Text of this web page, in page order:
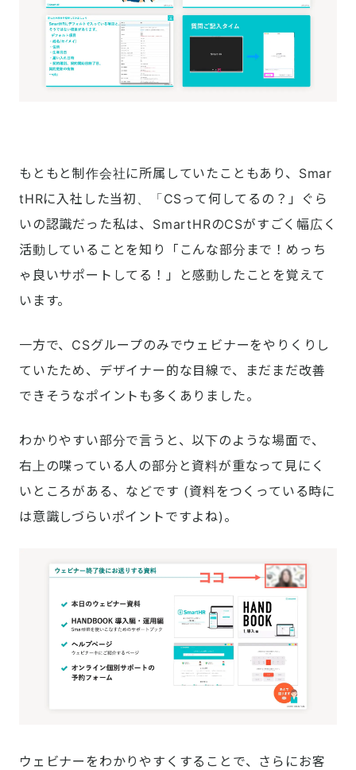
もともと制作会社に所属していたこともあり、Smar
tHRに入社した当初、「CSって何してるの？」ぐら
いの認識だった私は、SmartHRのCSがすごく幅広く
活動していることを知り「こんな部分まで！めっち
ゃ良いサポートしてる！」と感動したことを覚えて
います。
一方で、CSグループのみでウェビナーをやりくりし
ていたため、デザイナー的な目線で、まだまだ改善
できそうなポイントも多くありました。
わかりやすい部分で言うと、以下のような場面で、
右上の喋っている人の部分と資料が重なって見にく
いところがある、などです (資料をつくっている時に
は意識しづらいポイントですよね)。
ウェビナーをわかりやすくすることで、さらにお客